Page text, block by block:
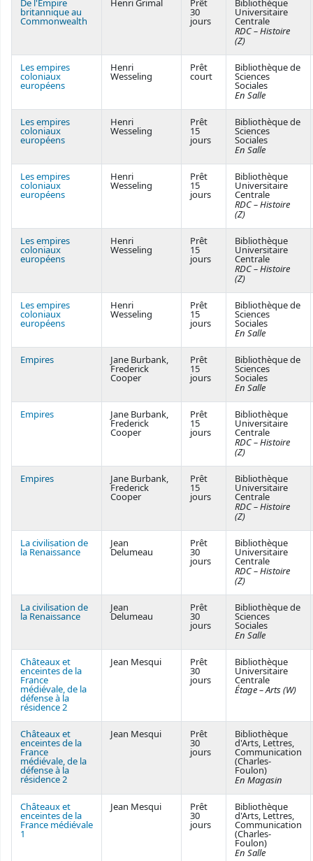
De l'Empire
britannique au
Commonwealth
Henri Grimal Prêt
30
jours
Bibliothèque
Universitaire
Centrale
RDC – Histoire
(Z)
Les empires
coloniaux
européens
Henri
Wesseling
Prêt
court
Bibliothèque de
Sciences
Sociales
En Salle
Les empires
coloniaux
européens
Henri
Wesseling
Prêt
15
jours
Bibliothèque de
Sciences
Sociales
En Salle
Les empires
coloniaux
européens
Henri
Wesseling
Prêt
15
jours
Bibliothèque
Universitaire
Centrale
RDC – Histoire
(Z)
Les empires
coloniaux
européens
Henri
Wesseling
Prêt
15
jours
Bibliothèque
Universitaire
Centrale
RDC – Histoire
(Z)
Les empires
coloniaux
européens
Henri
Wesseling
Prêt
15
jours
Bibliothèque de
Sciences
Sociales
En Salle
Empires Jane Burbank,
Frederick
Cooper
Prêt
15
jours
Bibliothèque de
Sciences
Sociales
En Salle
Empires Jane Burbank,
Frederick
Cooper
Prêt
15
jours
Bibliothèque
Universitaire
Centrale
RDC – Histoire
(Z)
Empires Jane Burbank,
Frederick
Cooper
Prêt
15
jours
Bibliothèque
Universitaire
Centrale
RDC – Histoire
(Z)
La civilisation de
la Renaissance
Jean
Delumeau
Prêt
30
jours
Bibliothèque
Universitaire
Centrale
RDC – Histoire
(Z)
La civilisation de
la Renaissance
Jean
Delumeau
Prêt
30
jours
Bibliothèque de
Sciences
Sociales
En Salle
Châteaux et
enceintes de la
France
médiévale, de la
défense à la
résidence 2
Jean Mesqui Prêt
30
jours
Bibliothèque
Universitaire
Centrale
Étage – Arts (W)
Châteaux et
enceintes de la
France
médiévale, de la
défense à la
résidence 2
Jean Mesqui Prêt
30
jours
Bibliothèque
d'Arts, Lettres,
Communication
(Charles-
Foulon)
En Magasin
Châteaux et
enceintes de la
France médiévale
1
Jean Mesqui Prêt
30
jours
Bibliothèque
d'Arts, Lettres,
Communication
(Charles-
Foulon)
En Salle